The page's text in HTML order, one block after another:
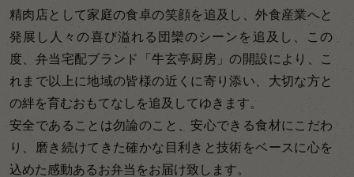
精肉店として家庭の食卓の笑顔を追及し、外食産業へと
発展し人々の喜び溢れる団欒のシーンを追及し、この
度、弁当宅配ブランド「牛玄亭厨房」の開設により、こ
れまで以上に地域の皆様の近くに寄り添い、大切な方と
の絆を育むおもてなしを追及してゆきます。
安全であることは勿論のこと、安心できる食材にこだわ
り、磨き続けてきた確かな目利きと技術をベースに心を
込めた感動あるお弁当をお届け致します。